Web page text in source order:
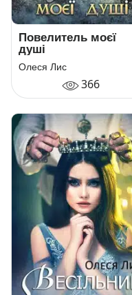
Повелитель моєї
душі
Олеся Лис
366